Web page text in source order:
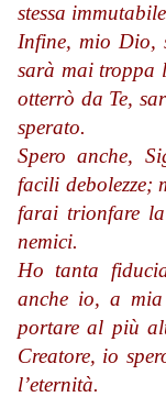
stessa
Infine, mio Dio,
sarà mai troppa
otterrò da Te,
sperato.
Spero anche,
facili debolezze;
farai trionfare
nemici.
Ho tanta
anche io, a
portare al più
Creatore, io
l’eternità.